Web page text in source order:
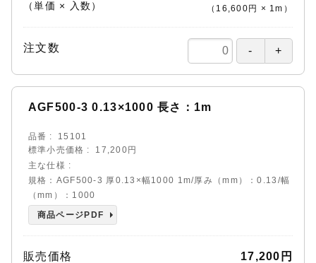
（単価 × 入数） （ 16,600円 × 1m ）
注文数
AGF500-3 0.13×1000 長さ：1m
品番
15101
標準小売価格
17,200円
主な仕様
規格：AGF500-3 厚0.13×幅1000 1m/厚み（mm）：0.13/幅
（mm）：1000
商品ページPDF
販売価格 17,200円